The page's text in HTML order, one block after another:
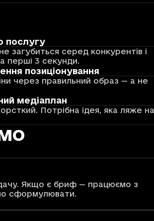
послугу
загубиться серед конкурентів і
перші 3 секунди.
позиціонування
через правильний образ — а не
медіаплан
Потрібна ідея, яка ляже на
Якщо є бриф — працюємо з
сформулювати.